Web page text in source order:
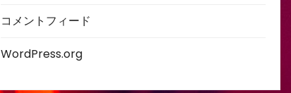
コメントフィード
WordPress.org